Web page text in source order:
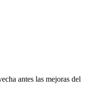
antes las mejoras del